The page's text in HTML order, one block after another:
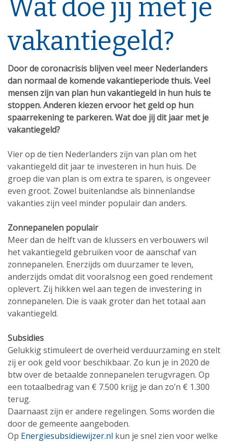
Wat doe jij met je
vakantiegeld?
Door de coronacrisis blijven veel meer Nederlanders
dan normaal de komende vakantieperiode thuis. Veel
mensen zijn van plan hun vakantiegeld in hun huis te
stoppen. Anderen kiezen ervoor het geld op hun
spaarrekening te parkeren. Wat doe jij dit jaar met je
vakantiegeld?
Vier op de tien Nederlanders zijn van plan om het
vakantiegeld dit jaar te investeren in hun huis. De
groep die van plan is om extra te sparen, is ongeveer
even groot. Zowel buitenlandse als binnenlandse
vakanties zijn veel minder populair dan anders.
Zonnepanelen populair
Meer dan de helft van de klussers en verbouwers wil
het vakantiegeld gebruiken voor de aanschaf van
zonnepanelen. Enerzijds om duurzamer te leven,
anderzijds omdat dit vooralsnog een goed rendement
oplevert. Zij hikken wel aan tegen de investering in
zonnepanelen. Die is vaak groter dan het totaal aan
vakantiegeld.
Subsidies
Gelukkig stimuleert de overheid verduurzaming en stelt
zij er ook geld voor beschikbaar. Zo kun je in 2020 de
btw over de betaalde zonnepanelen terugvragen. Op
een totaalbedrag van € 7.500 krijg je dan zo’n € 1.300
terug.
Daarnaast zijn er andere regelingen. Soms worden die
door de gemeente aangeboden.
Op Energiesubsidiewijzer.nl kun je snel zien voor welke